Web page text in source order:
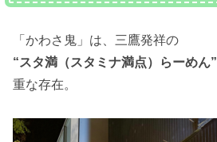
「かわさ鬼」は、三鷹発祥の
“スタ満（スタミナ満点）らーめん”
重な存在。